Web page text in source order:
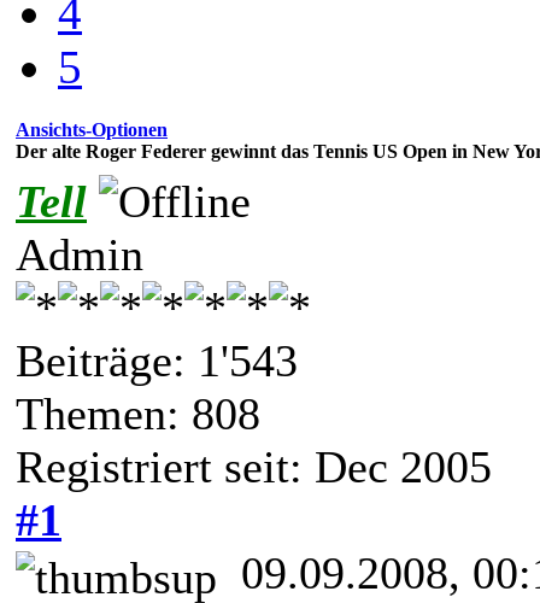
4
5
Ansichts-Optionen
Der alte Roger Federer gewinnt das Tennis US Open in New
Tell
Admin
Beiträge: 1'543
Themen: 808
Registriert seit: Dec 2005
#1
09.09.2008,